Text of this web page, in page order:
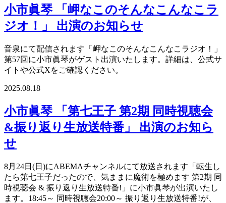
小市眞琴 「岬なこのそんなこんなこラ
ジオ！」 出演のお知らせ
音泉にて配信されます「岬なこのそんなこんなこラジオ！」
第57回に小市眞琴がゲスト出演いたします。詳細は、公式サ
イトや公式Xをご確認ください。
2025.08.18
小市眞琴 「第七王子 第2期 同時視聴会
&振り返り生放送特番」 出演のお知ら
せ
8月24日(日)にABEMAチャンネルにて放送されます「転生し
たら第七王子だったので、気ままに魔術を極めます 第2期 同
時視聴会 & 振り返り生放送特番!」に小市眞琴が出演いたし
ます。18:45～ 同時視聴会20:00～ 振り返り生放送特番!が、